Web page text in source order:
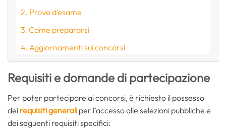
Prove d’esame
Come prepararsi
Aggiornamenti sui concorsi
Requisiti e domande di partecipazione
Per poter partecipare ai concorsi, è richiesto il possesso
dei requisiti generali per l’accesso alle selezioni pubbliche e
dei seguenti requisiti specifici: